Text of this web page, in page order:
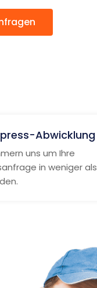
Abwicklung
uns um Ihre
in weniger als